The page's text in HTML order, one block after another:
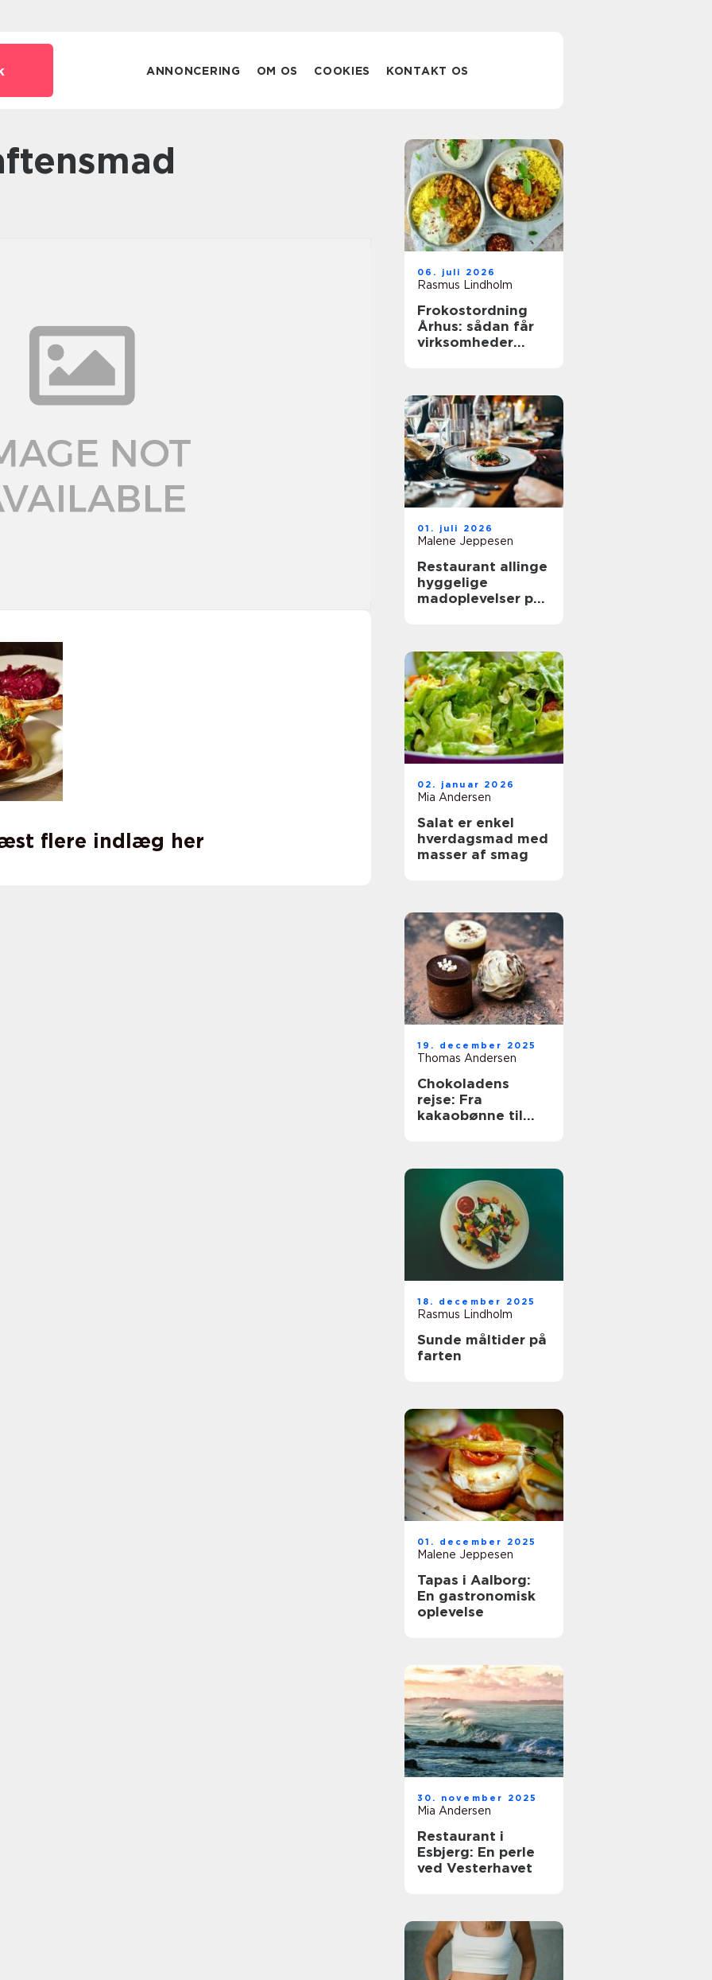
ANNONCERING OM OS COOKIES KONTAKT OS
flere indlæg her
06. juli 2026
Rasmus Lindholm
Frokostordning
Århus: sådan får
virksomheder
01. juli 2026
Malene Jeppesen
Restaurant allinge
hyggelige
madoplevelser på
02. januar 2026
Mia Andersen
Salat er enkel
hverdagsmad med
masser af smag
19. december 2025
Thomas Andersen
Chokoladens
rejse: Fra
kakaobønne til
18. december 2025
Rasmus Lindholm
Sunde måltider på
farten
01. december 2025
Malene Jeppesen
Tapas i Aalborg:
En gastronomisk
oplevelse
30. november 2025
Mia Andersen
Restaurant i
Esbjerg: En perle
ved Vesterhavet